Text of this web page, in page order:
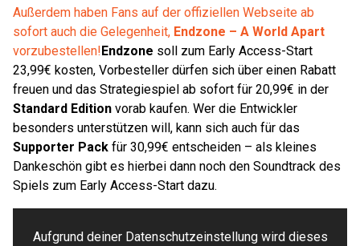
Außerdem haben Fans auf der offiziellen Webseite ab
sofort auch die Gelegenheit, Endzone – A World Apart
vorzubestellen!Endzone soll zum Early Access-Start
23,99€ kosten, Vorbesteller dürfen sich über einen Rabatt
freuen und das Strategiespiel ab sofort für 20,99€ in der
Standard Edition vorab kaufen. Wer die Entwickler
besonders unterstützen will, kann sich auch für das
Supporter Pack für 30,99€ entscheiden – als kleines
Dankeschön gibt es hierbei dann noch den Soundtrack des
Spiels zum Early Access-Start dazu.
Aufgrund deiner Datenschutzeinstellung wird dieses